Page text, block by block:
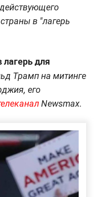
в "лагерь
для
Трамп на митинге
его
Newsmax.